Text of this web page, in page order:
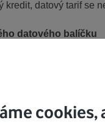
kredit, datový tarif se
datového balíčku
tarifem či
do všech sítí,
Vodafone M2M
balíčku – 10 GB na
balíček